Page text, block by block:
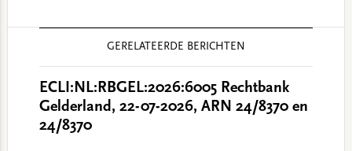
GERELATEERDE BERICHTEN
ECLI:NL:RBGEL:2026:6005 Rechtbank
Gelderland, 22-07-2026, ARN 24/8370 en
24/8370